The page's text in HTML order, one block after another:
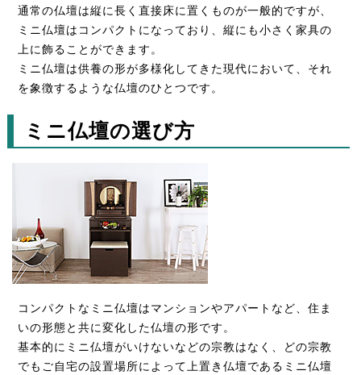
通常の仏壇は縦に長く直接床に置くものが一般的ですが、
ミニ仏壇はコンパクトになっており、縦にも小さく家具の
上に飾ることができます。
ミニ仏壇は供養の形が多様化してきた現代において、それ
を象徴するような仏壇のひとつです。
ミニ仏壇の選び方
コンパクトなミニ仏壇はマンションやアパートなど、住ま
いの形態と共に変化した仏壇の形です。
基本的にミニ仏壇がいけないなどの宗教はなく、どの宗教
でもご自宅の設置場所によって上置き仏壇であるミニ仏壇